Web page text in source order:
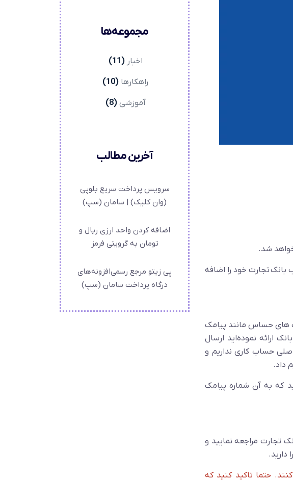
شد.
تجارت خود را اضافه
های حساس مانند پیامک
ارائه نموده‌اید ارسال
حساب کاری نداریم و
داد.
که به آن شماره پیامک
تجارت مراجعه نمایید و
حتما تاکید کنید که
مجموعه‌ها
اخبار (11)
راهکارها (10)
آموزشی (8)
آخرین مطالب
سرویس پرداخت سریع بلوپی
(وان کلیک) |‌ سامان (سپ)
اضافه کردن واحد ارزی ریال و
تومان به گرویتی فرمز
پِی زیتو مرجع رسمی‌افزونه‌های
درگاه پرداخت سامان (سپ)